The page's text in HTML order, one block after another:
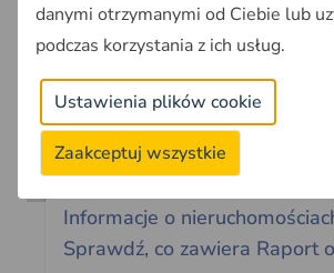
Analiza inwestycji
Informacje o
Sprawdź, co zawiera Raport
danymi otrzymanymi od Ciebie lub
podczas korzystania z ich usług.
Ustawienia plików cookie
Zaakceptuj wszystkie